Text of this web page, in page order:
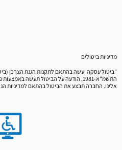
מדיניות ביטולים
התשמ"א-1981. הודעה על הביטול תעשה באמצעות פניה בדוא"ל או באמצעות פניה טלפונית
אלינו. החברה תבצע את הביטול בהתאם למדיניות